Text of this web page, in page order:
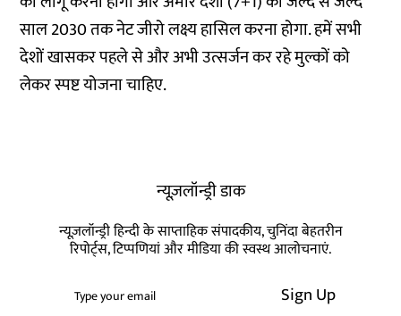
साल 2030 तक नेट जीरो लक्ष्य हासिल करना होगा. हमें सभी
देशों खासकर पहले से और अभी उत्सर्जन कर रहे मुल्कों को
लेकर स्पष्ट योजना चाहिए.
न्यूज़लॉन्ड्री डाक
न्यूज़लॉन्ड्री हिन्दी के साप्ताहिक संपादकीय, चुनिंदा बेहतरीन
रिपोर्ट्स, टिप्पणियां और मीडिया की स्वस्थ आलोचनाएं.
Sign Up